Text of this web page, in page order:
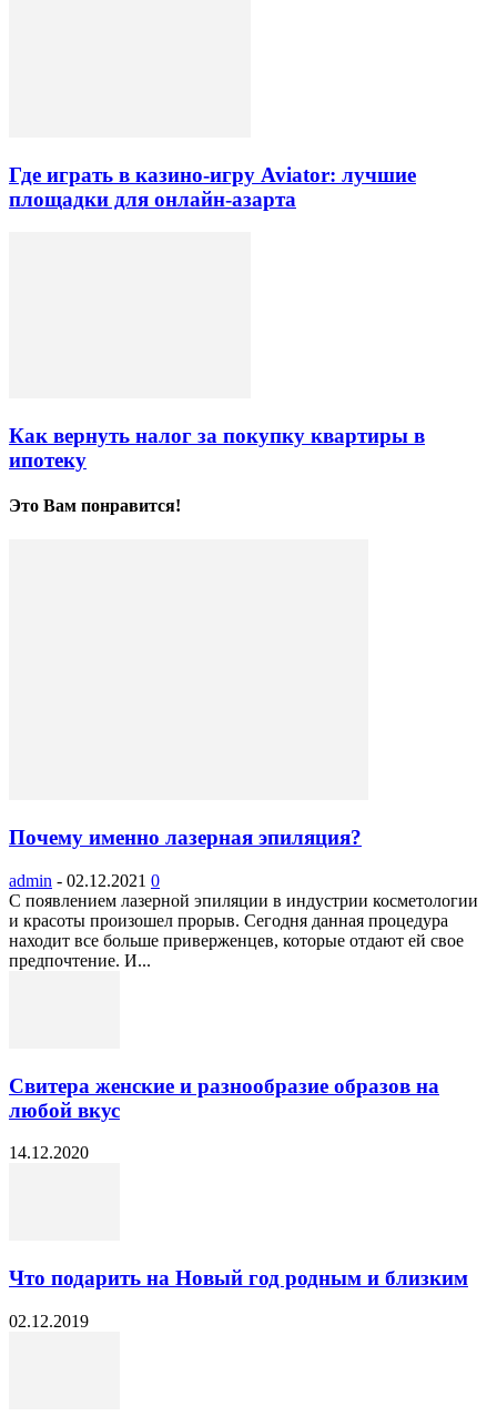
Где играть в казино-игру Aviator: лучшие
площадки для онлайн-азарта
Как вернуть налог за покупку квартиры в
ипотеку
Это Вам понравится!
Почему именно лазерная эпиляция?
admin - 02.12.2021 0
С появлением лазерной эпиляции в индустрии косметологии
и красоты произошел прорыв. Сегодня данная процедура
находит все больше приверженцев, которые отдают ей свое
предпочтение. И...
Свитера женские и разнообразие образов на
любой вкус
14.12.2020
Что подарить на Новый год родным и близким
02.12.2019